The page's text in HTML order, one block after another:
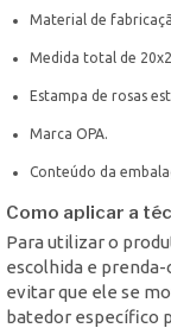
Material de
Medida total de
Estampa de rosas
Marca OPA.
Conteúdo da
Como aplicar a
Para utilizar o
escolhida e
evitar que ele se
batedor específico